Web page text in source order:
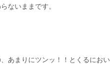
ないままです。
あまりにツンッ！！とくるにおい